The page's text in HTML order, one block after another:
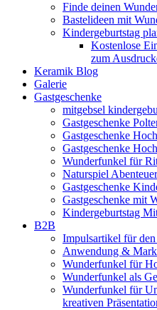
Finde deinen
Bastelideen mit
Kindergeburtstag
Kostenlose
zum
Keramik Blog
Galerie
Gastgeschenke
mitgebsel
Gastgeschenke
Gastgeschenke
Gastgeschenke
Wunderfunkel für
Naturspiel
Gastgeschenke
Gastgeschenke mit
Kindergeburtstag
B2B
Impulsartikel für
Anwendung &
Wunderfunkel für
Wunderfunkel als
Wunderfunkel für
kreativen